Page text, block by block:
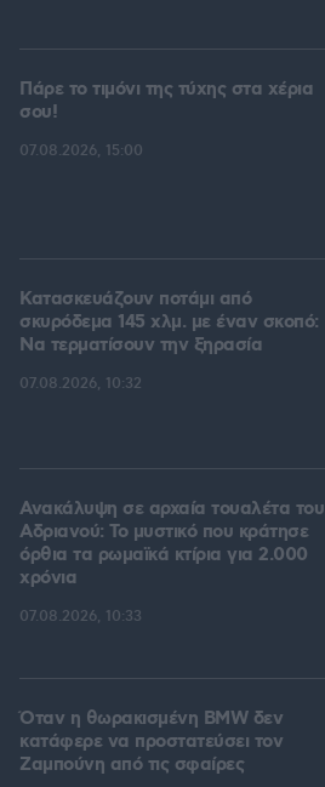
Πάρε το τιμόνι της τύχης στα χέρια
σου!
07.08.2026, 15:00
Κατασκευάζουν ποτάμι από
σκυρόδεμα 145 χλμ. με έναν σκοπό:
Να τερματίσουν την ξηρασία
07.08.2026, 10:32
Ανακάλυψη σε αρχαία τουαλέτα του
Αδριανού: Το μυστικό που κράτησε
όρθια τα ρωμαϊκά κτίρια για 2.000
χρόνια
07.08.2026, 10:33
Όταν η θωρακισμένη BMW δεν
κατάφερε να προστατεύσει τον
Ζαμπούνη από τις σφαίρες